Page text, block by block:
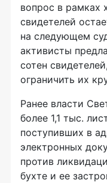
вопрос в рамках
свидетелей
на следующем
активисты
сотен
ограничить их
Ранее власти
более 1,1 тыс.
поступивших в
электронных
против
бухте и ее